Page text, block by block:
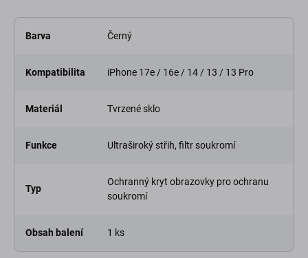
Barva Černý
Kompatibilita iPhone 17e / 16e / 14 / 13 / 13 Pro
Materiál Tvrzené sklo
Funkce Ultraširoký střih, filtr soukromí
Typ
Ochranný kryt obrazovky pro ochranu
soukromí
Obsah balení 1 ks